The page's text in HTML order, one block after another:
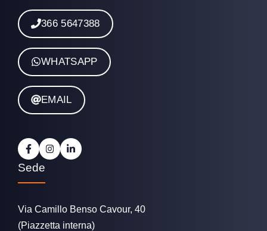
366 5647388
WHATSAPP
EMAIL
Sede
Via Camillo Benso Cavour, 40
(Piazzetta interna)